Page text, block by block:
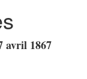
et gazette musicale de Paris – 7 avril 1867